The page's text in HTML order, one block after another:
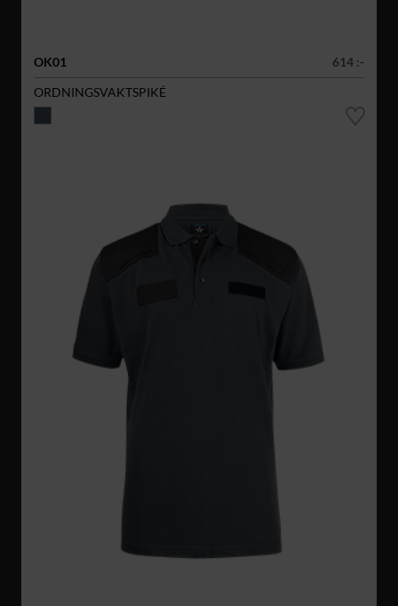
OK01
614 :-
ORDNINGSVAKTSPIKÉ